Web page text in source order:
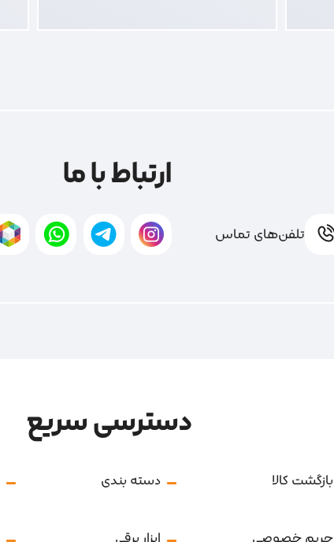
تلفن‌های تماس
ارتباط با ما
بازگشت کالا
دسترسی سریع
دسته بندی